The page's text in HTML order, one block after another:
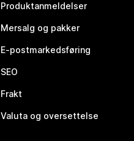
Produktanmeldelser
Mersalg og pakker
E-postmarkedsføring
SEO
Frakt
Valuta og oversettelse